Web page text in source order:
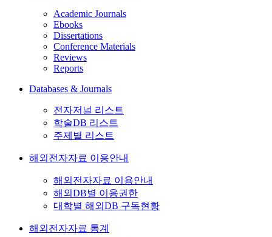
Academic Journals
Ebooks
Dissertations
Conference Materials
Reviews
Reports
Databases & Journals
전자저널 리스트
학술DB 리스트
주제별 리스트
해외전자자료 이용안내
해외전자자료 이용안내
해외DB별 이용권한
대학별 해외DB 구독현황
해외전자자료 통계